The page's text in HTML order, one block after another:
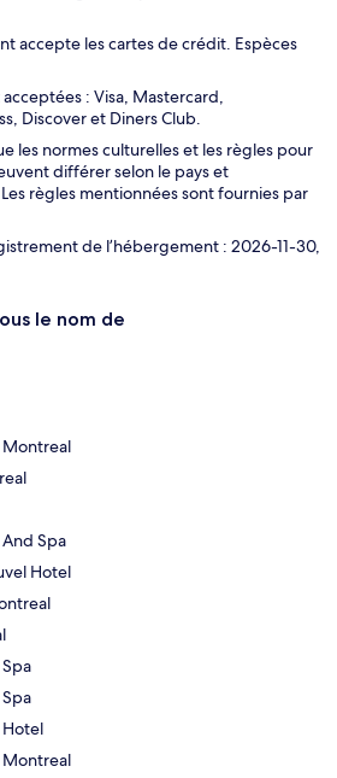
accepte les cartes de crédit. Espèces
: Visa, Mastercard,
Discover et Diners Club.
les normes culturelles et les règles pour
différer selon le pays et
règles mentionnées sont fournies par
de l’hébergement : 2026-11-30,
le nom de
Montreal
Spa
Hotel
Hotel
Montreal